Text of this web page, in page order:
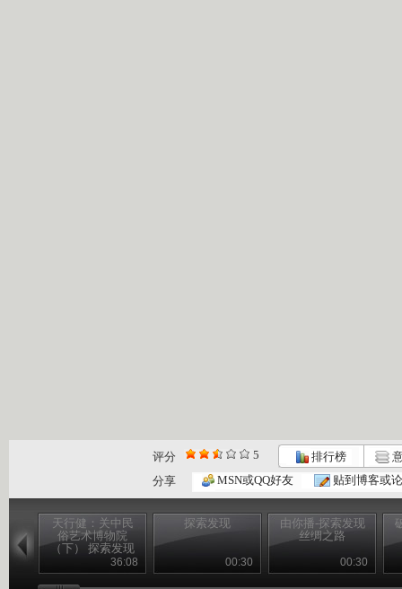
评分 5 排行榜
分享
MSN或QQ好友 贴到博客或
天行健：关中民
俗艺术博物院
（下） 探索发现
2011022836:08
探索发现
00:30
由你播-探索发现
丝绸之路
00:30